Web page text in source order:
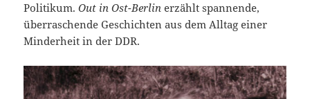
Politikum.Out in Ost-Berlin er­zählt spannende,
überraschende Geschichten aus dem Alltag einer
Minderheit in der DDR.